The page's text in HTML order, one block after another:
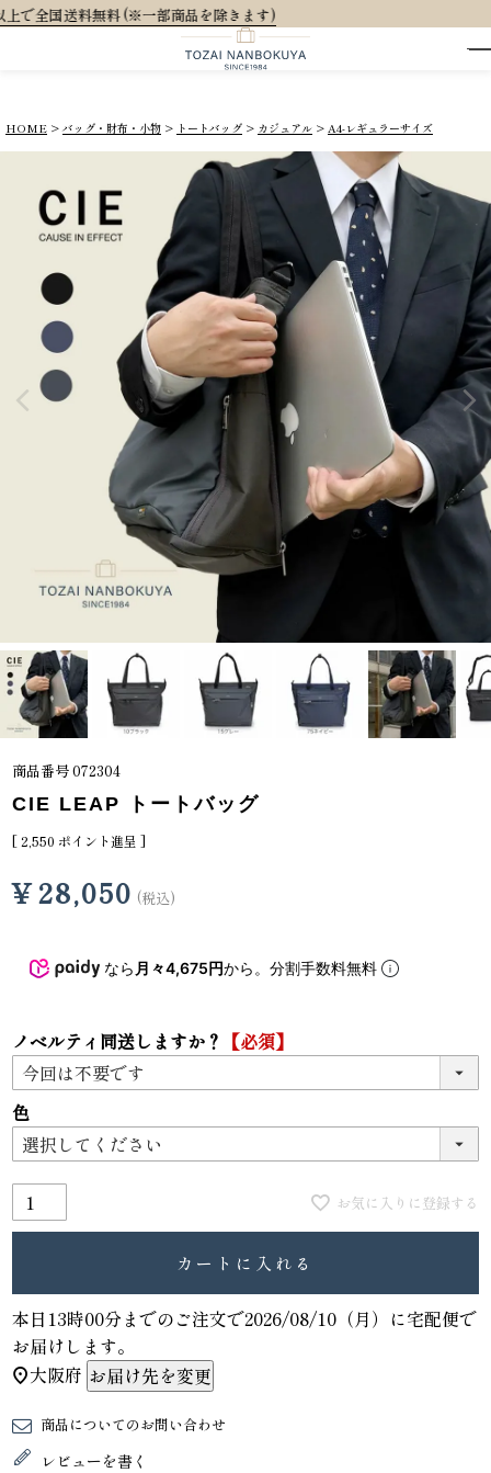
す)
HOME バッグ・財布・小物 トートバッグ カジュアル A4-レギュラーサイズ
商品番号072304
CIE LEAP トートバッグ
[ 2,550 ポイント進呈 ]
¥28,050 税込
なら 月々4,675円から。分割手数料無料
ノベルティ同送しますか？ 【必須】
色
お気に入りに登録する
カートに入れる
本日 13時00分までのご注文で2026/08/10（月） に宅配便で
お届けします。
大阪府 お届け先を変更
商品についてのお問い合わせ
レビューを書く